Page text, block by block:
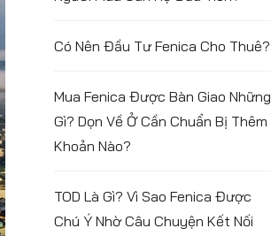
Có Nên Đầu Tư Fenica Cho Thuê?
Mua Fenica Được Bàn Giao Những
Gì? Dọn Về Ở Cần Chuẩn Bị Thêm
Khoản Nào?
TOD Là Gì? Vì Sao Fenica Được
Chú Ý Nhờ Câu Chuyện Kết Nối